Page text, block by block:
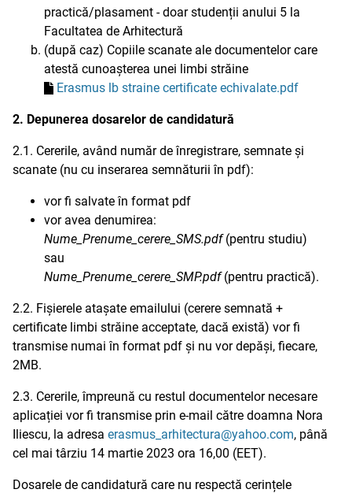
practică/plasament - doar studenții anului 5 la
Facultatea de Arhitectură
(după caz) Copiile scanate ale documentelor care
atestă cunoașterea unei limbi străine
Erasmus lb straine certificate echivalate.pdf
2. Depunerea dosarelor de candidatură
2.1. Cererile, având număr de înregistrare, semnate și
scanate (nu cu inserarea semnăturii în pdf):
vor fi salvate în format pdf
vor avea denumirea:
Nume_Prenume_cerere_SMS.pdf(pentru studiu)
sau
Nume_Prenume_cerere_SMP.pdf(pentru practică).
2.2. Fișierele atașate emailului (cerere semnată +
certificate limbi străine acceptate, dacă există) vor fi
transmise numai în format pdf și nu vor depăși, fiecare,
2MB.
2.3. Cererile, împreună cu restul documentelor necesare
aplicației vor fi transmise prin e-mail către doamna Nora
Iliescu, la adresa erasmus_arhitectura@yahoo.com, până
cel mai târziu 14 martie 2023 ora 16,00 (EET).
Dosarele de candidatură care nu respectă cerințele